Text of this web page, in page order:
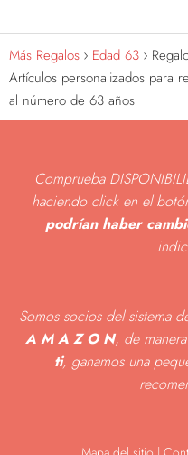
Más Regalos Edad 63
Artículos personalizados para
al número de 63 años
Comprueba
haciendo click en el
podrían haber
Somos socios del sistema
A M A Z O N, de
ti, ganamos una